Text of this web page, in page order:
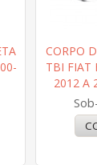
CORPO
TBI FIAT
2012 A